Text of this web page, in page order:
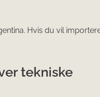
Hvis du vil
tekniske